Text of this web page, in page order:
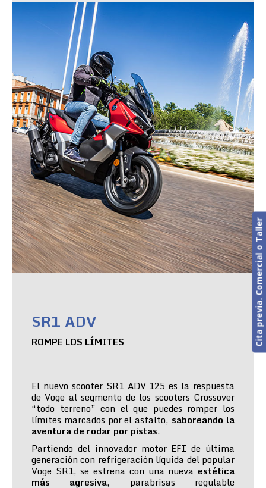
SR1 ADV
ROMPE LOS LÍMITES
El nuevo scooter SR1 ADV 125 es la respuesta
de Voge al segmento de los scooters Crossover
“todo terreno” con el que puedes romper los
límites marcados por el asfalto, saboreando la
aventura de rodar por pistas.
Partiendo del innovador motor EFI de última
generación con refrigeración líquida del popular
Voge SR1, se estrena con una nueva estética
más agresiva, parabrisas regulable
Cita previa. Comercial o Taller